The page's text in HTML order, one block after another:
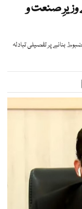
وزیرِ صنعت و
بنانے پر تفصیلی تبادلہ